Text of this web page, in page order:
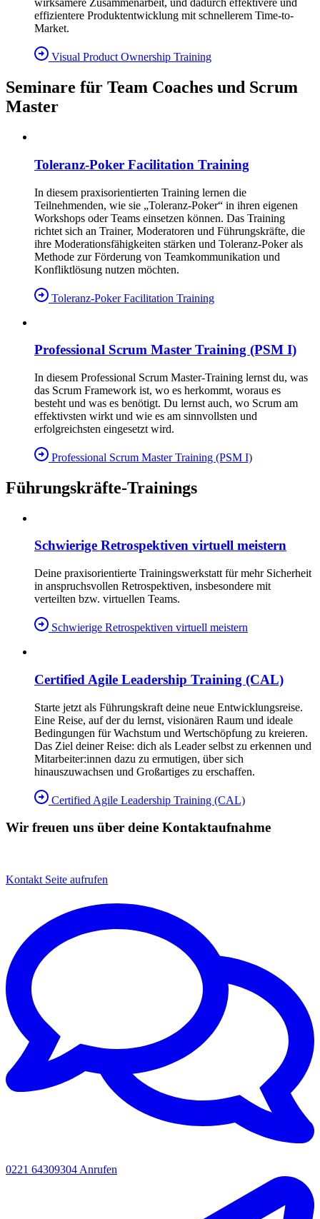
wirksamere Zusammenarbeit, und dadurch effektivere und
effizientere Produktentwicklung mit schnellerem Time-to-
Market.
Visual Product Ownership Training
Seminare für Team Coaches und Scrum
Master
Toleranz-Poker Facilitation Training
In diesem praxisorientierten Training lernen die
Teilnehmenden, wie sie „Toleranz-Poker“ in ihren eigenen
Workshops oder Teams einsetzen können. Das Training
richtet sich an Trainer, Moderatoren und Führungskräfte, die
ihre Moderationsfähigkeiten stärken und Toleranz-Poker als
Methode zur Förderung von Teamkommunikation und
Konfliktlösung nutzen möchten.
Toleranz-Poker Facilitation Training
Professional Scrum Master Training (PSM I)
In diesem Professional Scrum Master-Training lernst du, was
das Scrum Framework ist, wo es herkommt, woraus es
besteht und was es benötigt. Du lernst auch, wo Scrum am
effektivsten wirkt und wie es am sinnvollsten und
erfolgreichsten eingesetzt wird.
Professional Scrum Master Training (PSM I)
Führungskräfte-Trainings
Schwierige Retrospektiven virtuell meistern
Deine praxisorientierte Trainingswerkstatt für mehr Sicherheit
in anspruchsvollen Retrospektiven, insbesondere mit
verteilten bzw. virtuellen Teams.
Schwierige Retrospektiven virtuell meistern
Certified Agile Leadership Training (CAL)
Starte jetzt als Führungskraft deine neue Entwicklungsreise.
Eine Reise, auf der du lernst, visionären Raum und ideale
Bedingungen für Wachstum und Wertschöpfung zu kreieren.
Das Ziel deiner Reise: dich als Leader selbst zu erkennen und
Mitarbeiter:innen dazu zu ermutigen, über sich
hinauszuwachsen und Großartiges zu erschaffen.
Certified Agile Leadership Training (CAL)
Wir freuen uns über deine Kontaktaufnahme
Kontakt Seite aufrufen
0221 64309304 Anrufen